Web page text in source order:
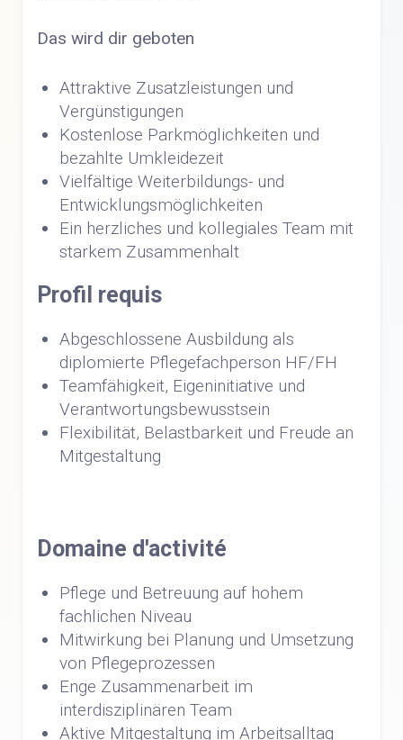
Das wird dir geboten
Attraktive Zusatzleistungen und
Vergünstigungen
Kostenlose Parkmöglichkeiten und
bezahlte Umkleidezeit
Vielfältige Weiterbildungs- und
Entwicklungsmöglichkeiten
Ein herzliches und kollegiales Team mit
starkem Zusammenhalt
Profil requis
Abgeschlossene Ausbildung als
diplomierte Pflegefachperson HF/FH
Teamfähigkeit, Eigeninitiative und
Verantwortungsbewusstsein
Flexibilität, Belastbarkeit und Freude an
Mitgestaltung
Domaine d'activité
Pflege und Betreuung auf hohem
fachlichen Niveau
Mitwirkung bei Planung und Umsetzung
von Pflegeprozessen
Enge Zusammenarbeit im
interdisziplinären Team
Aktive Mitgestaltung im Arbeitsalltag